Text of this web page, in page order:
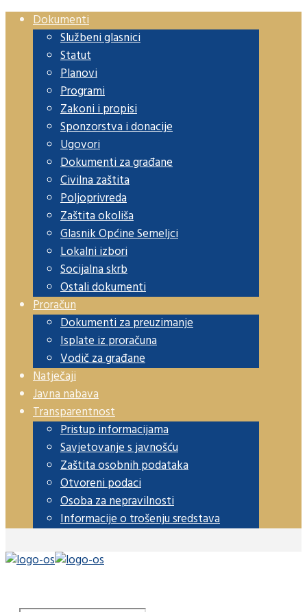
Dokumenti
Službeni glasnici
Statut
Planovi
Programi
Zakoni i propisi
Sponzorstva i donacije
Ugovori
Dokumenti za građane
Civilna zaštita
Poljoprivreda
Zaštita okoliša
Glasnik Općine Semeljci
Lokalni izbori
Socijalna skrb
Ostali dokumenti
Proračun
Dokumenti za preuzimanje
Isplate iz proračuna
Vodič za građane
Natječaji
Javna nabava
Transparentnost
Pristup informacijama
Savjetovanje s javnošću
Zaštita osobnih podataka
Otvoreni podaci
Osoba za nepravilnosti
Informacije o trošenju sredstava